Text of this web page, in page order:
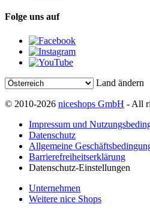
Folge uns auf
Land ändern
© 2010-2026 niceshops GmbH - All
Impressum und
Datenschutz
Allgemeine
Barrierefreiheitserklärung
Datenschutz-Einstellungen
Unternehmen
Weitere nice Shops